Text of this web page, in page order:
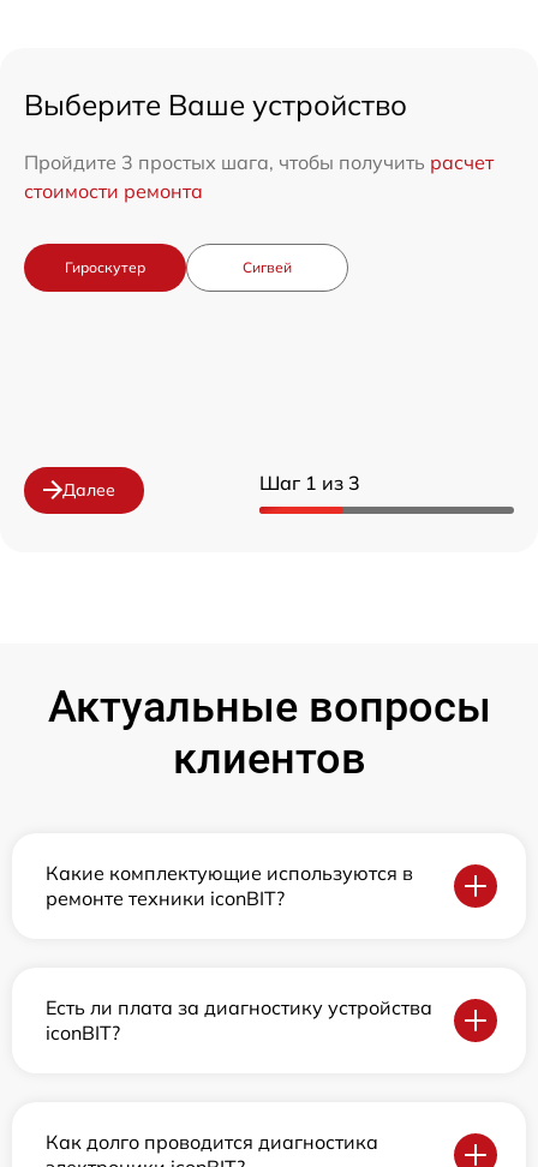
Шаг 1 из 3
Выберите Ваше устройство
Пройдите 3 простых шага, чтобы получить расчет
стоимости ремонта
Гироскутер Сигвей
Далее
Актуальные вопросы
клиентов
Какие комплектующие используются в
ремонте техники iconBIT?
Есть ли плата за диагностику устройства
iconBIT?
Как долго проводится диагностика